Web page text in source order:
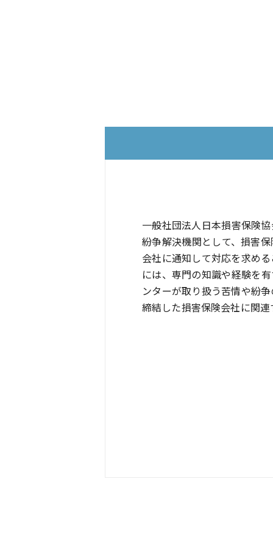
一般社団法人日本損害保険
紛争解決機関として、損害
会社に通知して対応を求め
には、専門の知識や経験を
ンターが取り扱う苦情や紛
締結した損害保険会社に関